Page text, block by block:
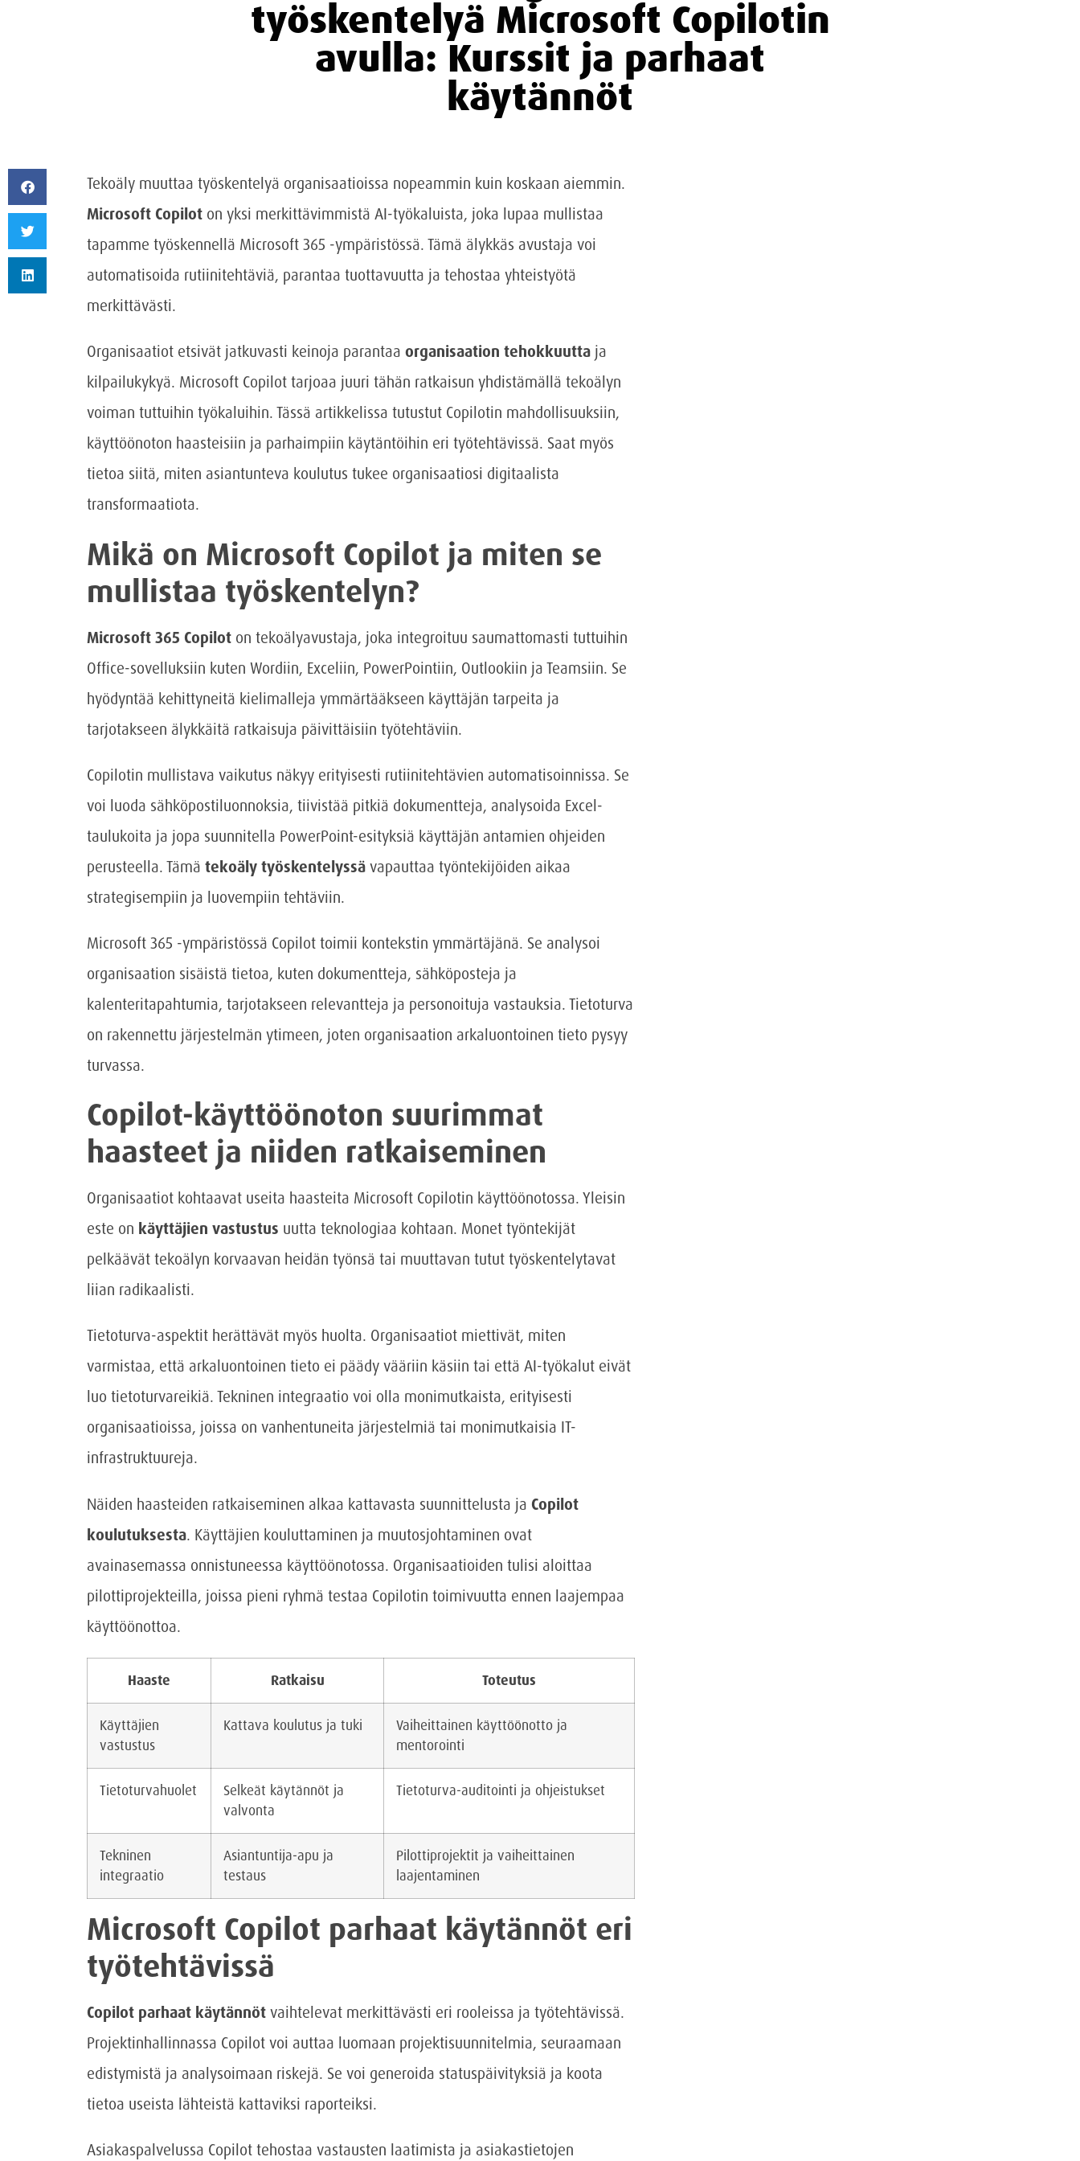
työskentelyä Microsoft Copilotin
avulla: Kurssit ja parhaat
käytännöt
Tekoäly muuttaa työskentelyä organisaatioissa nopeammin kuin koskaan aiemmin.
Microsoft Copilot on yksi merkittävimmistä AI-työkaluista, joka lupaa mullistaa
tapamme työskennellä Microsoft 365 -ympäristössä. Tämä älykkäs avustaja voi
automatisoida rutiinitehtäviä, parantaa tuottavuutta ja tehostaa yhteistyötä
merkittävästi.
Organisaatiot etsivät jatkuvasti keinoja parantaa organisaation tehokkuutta ja
kilpailukykyä. Microsoft Copilot tarjoaa juuri tähän ratkaisun yhdistämällä tekoälyn
voiman tuttuihin työkaluihin. Tässä artikkelissa tutustut Copilotin mahdollisuuksiin,
käyttöönoton haasteisiin ja parhaimpiin käytäntöihin eri työtehtävissä. Saat myös
tietoa siitä, miten asiantunteva koulutus tukee organisaatiosi digitaalista
transformaatiota.
Mikä on Microsoft Copilot ja miten se
mullistaa työskentelyn?
Microsoft 365 Copilot on tekoälyavustaja, joka integroituu saumattomasti tuttuihin
Office-sovelluksiin kuten Wordiin, Exceliin, PowerPointiin, Outlookiin ja Teamsiin. Se
hyödyntää kehittyneitä kielimalleja ymmärtääkseen käyttäjän tarpeita ja
tarjotakseen älykkäitä ratkaisuja päivittäisiin työtehtäviin.
Copilotin mullistava vaikutus näkyy erityisesti rutiinitehtävien automatisoinnissa. Se
voi luoda sähköpostiluonnoksia, tiivistää pitkiä dokumentteja, analysoida Excel-
taulukoita ja jopa suunnitella PowerPoint-esityksiä käyttäjän antamien ohjeiden
perusteella. Tämä tekoäly työskentelyssä vapauttaa työntekijöiden aikaa
strategisempiin ja luovempiin tehtäviin.
Microsoft 365 -ympäristössä Copilot toimii kontekstin ymmärtäjänä. Se analysoi
organisaation sisäistä tietoa, kuten dokumentteja, sähköposteja ja
kalenteritapahtumia, tarjotakseen relevantteja ja personoituja vastauksia. Tietoturva
on rakennettu järjestelmän ytimeen, joten organisaation arkaluontoinen tieto pysyy
turvassa.
Copilot-käyttöönoton suurimmat
haasteet ja niiden ratkaiseminen
Organisaatiot kohtaavat useita haasteita Microsoft Copilotin käyttöönotossa. Yleisin
este on käyttäjien vastustus uutta teknologiaa kohtaan. Monet työntekijät
pelkäävät tekoälyn korvaavan heidän työnsä tai muuttavan tutut työskentelytavat
liian radikaalisti.
Tietoturva-aspektit herättävät myös huolta. Organisaatiot miettivät, miten
varmistaa, että arkaluontoinen tieto ei päädy vääriin käsiin tai että AI-työkalut eivät
luo tietoturvareikiä. Tekninen integraatio voi olla monimutkaista, erityisesti
organisaatioissa, joissa on vanhentuneita järjestelmiä tai monimutkaisia IT-
infrastruktuureja.
Näiden haasteiden ratkaiseminen alkaa kattavasta suunnittelusta ja Copilot
koulutuksesta. Käyttäjien kouluttaminen ja muutosjohtaminen ovat
avainasemassa onnistuneessa käyttöönotossa. Organisaatioiden tulisi aloittaa
pilottiprojekteilla, joissa pieni ryhmä testaa Copilotin toimivuutta ennen laajempaa
käyttöönottoa.
Haaste Ratkaisu Toteutus
Käyttäjien
vastustus
Kattava koulutus ja tuki
Vaiheittainen käyttöönotto ja
mentorointi
Tietoturvahuolet
Selkeät käytännöt ja
valvonta
Tietoturva-auditointi ja ohjeistukset
Tekninen
integraatio
Asiantuntija-apu ja
testaus
Pilottiprojektit ja vaiheittainen
laajentaminen
Microsoft Copilot parhaat käytännöt eri
työtehtävissä
Copilot parhaat käytännöt vaihtelevat merkittävästi eri rooleissa ja työtehtävissä.
Projektinhallinnassa Copilot voi auttaa luomaan projektisuunnitelmia, seuraamaan
edistymistä ja analysoimaan riskejä. Se voi generoida statuspäivityksiä ja koota
tietoa useista lähteistä kattaviksi raporteiksi.
Asiakaspalvelussa Copilot tehostaa vastausten laatimista ja asiakastietojen